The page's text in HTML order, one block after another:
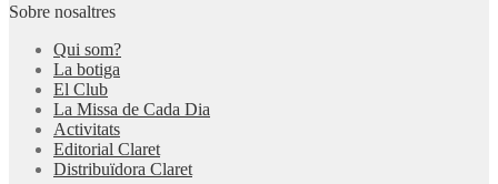
Sobre nosaltres
Qui som?
La botiga
El Club
La Missa de Cada Dia
Activitats
Editorial Claret
Distribuïdora Claret